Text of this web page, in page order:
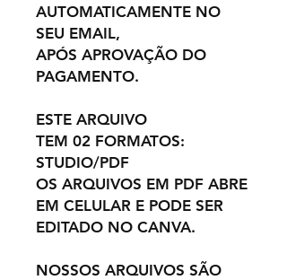
AUTOMATICAMENTE NO
SEU EMAIL,
APÓS APROVAÇÃO DO
PAGAMENTO.
ESTE ARQUIVO
TEM 02 FORMATOS:
STUDIO/PDF
OS ARQUIVOS EM PDF ABRE
EM CELULAR E PODE SER
EDITADO NO CANVA.
NOSSOS ARQUIVOS SÃO